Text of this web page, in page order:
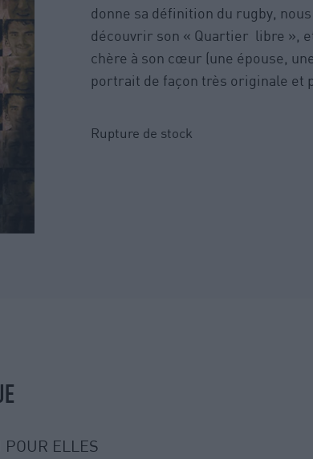
donne sa définition du rugby,
découvrir son « Quartier libre »,
chère à son cœur (une épouse,
portrait de façon très originale et
Rupture de stock
ELLES